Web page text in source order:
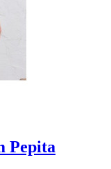
Pepita